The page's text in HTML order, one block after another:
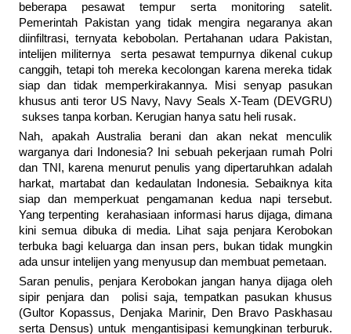
beberapa pesawat tempur serta monitoring satelit.
Pemerintah Pakistan yang tidak mengira negaranya akan
diinfiltrasi, ternyata kebobolan. Pertahanan udara Pakistan,
intelijen militernya serta pesawat tempurnya dikenal cukup
canggih, tetapi toh mereka kecolongan karena mereka tidak
siap dan tidak memperkirakannya. Misi senyap pasukan
khusus anti teror US Navy, Navy Seals X-Team (DEVGRU)
sukses tanpa korban. Kerugian hanya satu heli rusak.
Nah, apakah Australia berani dan akan nekat menculik
warganya dari Indonesia? Ini sebuah pekerjaan rumah Polri
dan TNI, karena menurut penulis yang dipertaruhkan adalah
harkat, martabat dan kedaulatan Indonesia. Sebaiknya kita
siap dan memperkuat pengamanan kedua napi tersebut.
Yang terpenting kerahasiaan informasi harus dijaga, dimana
kini semua dibuka di media. Lihat saja penjara Kerobokan
terbuka bagi keluarga dan insan pers, bukan tidak mungkin
ada unsur intelijen yang menyusup dan membuat pemetaan.
Saran penulis, penjara Kerobokan jangan hanya dijaga oleh
sipir penjara dan polisi saja, tempatkan pasukan khusus
(Gultor Kopassus, Denjaka Marinir, Den Bravo Paskhasau
serta Densus) untuk mengantisipasi kemungkinan terburuk.